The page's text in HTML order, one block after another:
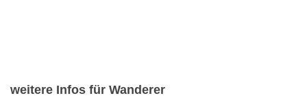
weitere Infos für Wanderer